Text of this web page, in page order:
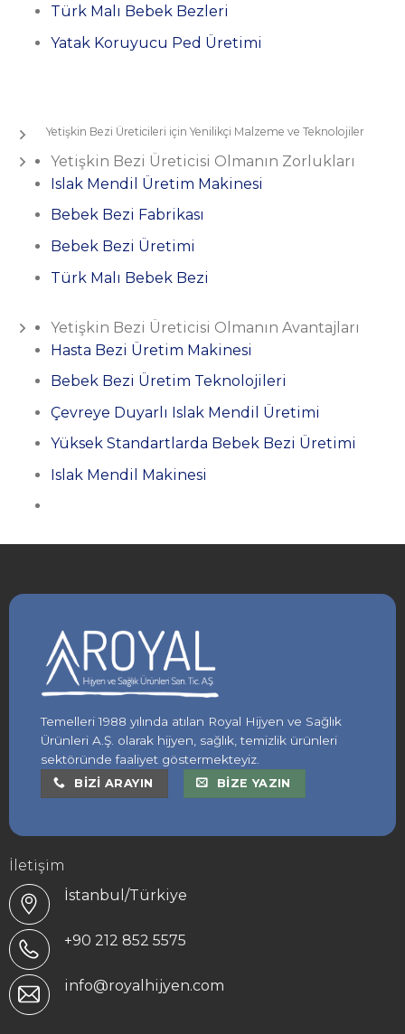
Türk Malı Bebek Bezleri
Yatak Koruyucu Ped Üretimi
Yetişkin Bezi Üreticileri için Yenilikçi Malzeme ve Teknolojiler
Yetişkin Bezi Üreticisi Olmanın Zorlukları
Islak Mendil Üretim Makinesi
Bebek Bezi Fabrikası
Bebek Bezi Üretimi
Türk Malı Bebek Bezi
Yetişkin Bezi Üreticisi Olmanın Avantajları
Hasta Bezi Üretim Makinesi
Bebek Bezi Üretim Teknolojileri
Çevreye Duyarlı Islak Mendil Üretimi
Yüksek Standartlarda Bebek Bezi Üretimi
Islak Mendil Makinesi
Temelleri 1988 yılında atılan Royal Hijyen ve Sağlık
Ürünleri A.Ş. olarak hijyen, sağlık, temizlik ürünleri
sektöründe faaliyet göstermekteyiz.
BIZI ARAYIN BIZE YAZIN
İletişim
İstanbul/Türkiye
+90 212 852 5575
info@royalhijyen.com